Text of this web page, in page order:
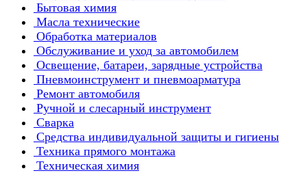
Бытовая химия
Масла технические
Обработка материалов
Обслуживание и уход за автомобилем
Освещение, батареи, зарядные устройства
Пневмоинструмент и пневмоарматура
Ремонт автомобиля
Ручной и слесарный инструмент
Сварка
Средства индивидуальной защиты и гигиены
Техника прямого монтажа
Техническая химия